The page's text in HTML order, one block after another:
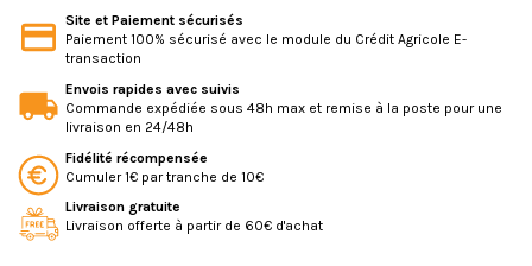
Site et Paiement sécurisés
Paiement 100% sécurisé avec le module du Crédit Agricole E-
transaction
Envois rapides avec suivis
Commande expédiée sous 48h max et remise à la poste pour une
livraison en 24/48h
Fidélité récompensée
Cumuler 1€ par tranche de 10€
Livraison gratuite
Livraison offerte à partir de 60€ d'achat